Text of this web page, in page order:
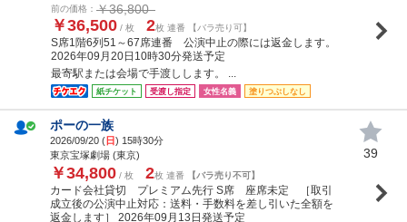
前の価格： ￥36,800
￥36,500 / 枚 2枚 連番 【バラ売り可】
S席1階6列51～67席連番 公演中止の際には返金します。
2026年09月20日10時30分発送予定
最寄駅または会場で手渡しします。 ...
紙チケット 受渡し指定 女性名義 塗りつぶしなし
ポーの一族
2026/09/20 (日) 15時30分
東京宝塚劇場 (東京)
￥34,800 / 枚 2枚 連番 【バラ売り不可】
カード会社貸切 プレミアム先行 S席 座席未定 ［取引
成立後の公演中止対応：送料・手数料を差し引いた全額を
返金します］ 2026年09月13日発送予定
39